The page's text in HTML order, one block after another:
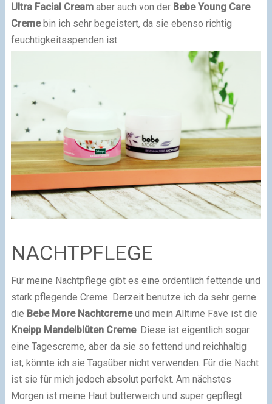
Ultra Facial Creamaber auch von der Bebe Young Care
Cremebin ich sehr begeistert, da sie ebenso richtig
feuchtigkeitsspenden ist.
NACHTPFLEGE
Für meine Nachtpflege gibt es eine ordentlich fettende und
stark pflegende Creme. Derzeit benutze ich da sehr gerne
die Bebe More Nachtcremeund mein Alltime Fave ist die
Kneipp Mandelblüten Creme. Diese ist eigentlich sogar
eine Tagescreme, aber da sie so fettend und reichhaltig
ist, könnte ich sie Tagsüber nicht verwenden. Für die Nacht
ist sie für mich jedoch absolut perfekt. Am nächstes
Morgen ist meine Haut butterweich und super gepflegt.